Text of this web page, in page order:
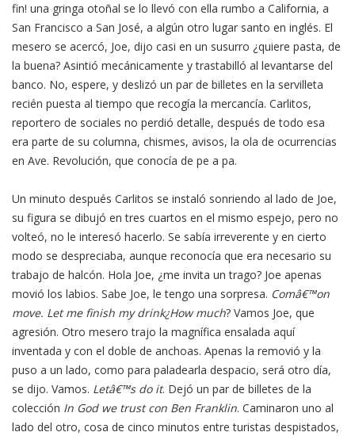
fin! una gringa otoñal se lo llevó con ella rumbo a California, a
San Francisco a San José, a algún otro lugar santo en inglés. El
mesero se acercó, Joe, dijo casi en un susurro ¿quiere pasta, de
la buena? Asintió mecánicamente y trastabilló al levantarse del
banco. No, espere, y deslizó un par de billetes en la servilleta
recién puesta al tiempo que recogía la mercancía. Carlitos,
reportero de sociales no perdió detalle, después de todo esa
era parte de su columna, chismes, avisos, la ola de ocurrencias
en Ave. Revolución, que conocía de pe a pa.
Un minuto después Carlitos se instaló sonriendo al lado de Joe,
su figura se dibujó en tres cuartos en el mismo espejo, pero no
volteó, no le interesó hacerlo. Se sabía irreverente y en cierto
modo se despreciaba, aunque reconocía que era necesario su
trabajo de halcón. Hola Joe, ¿me invita un trago? Joe apenas
movió los labios. Sabe Joe, le tengo una sorpresa. Comâ€™on
move. Let me finish my drink¿How much? Vamos Joe, que
agresión. Otro mesero trajo la magnífica ensalada aquí
inventada y con el doble de anchoas. Apenas la removió y la
puso a un lado, como para paladearla despacio, será otro día,
se dijo. Vamos. Letâ€™s do it. Dejó un par de billetes de la
colección In God we trust con Ben Franklin. Caminaron uno al
lado del otro, cosa de cinco minutos entre turistas despistados,